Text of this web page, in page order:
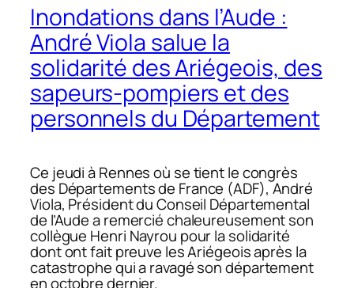
Inondations dans l’Aude :
André Viola salue la
solidarité des Ariégeois, des
sapeurs-pompiers et des
personnels du Département
Ce jeudi à Rennes où se tient le congrès
des Départements de France (ADF), André
Viola, Président du Conseil Départemental
de l’Aude a remercié chaleureusement son
collègue Henri Nayrou pour la solidarité
dont ont fait preuve les Ariégeois après la
catastrophe qui a ravagé son département
en octobre dernier.